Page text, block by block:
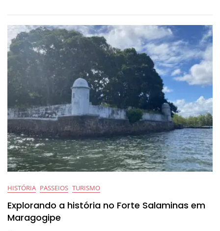
HISTÓRIA PASSEIOS TURISMO
Explorando a história no Forte Salaminas em
Maragogipe